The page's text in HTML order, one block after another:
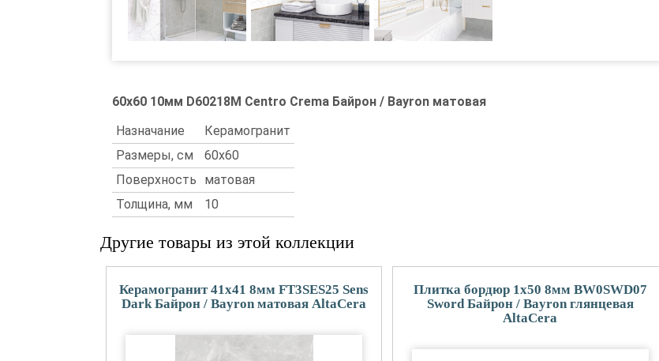
60x60 10мм D60218M Centro Crema Байрон / Bayron матовая
Назначание
Керамогранит
Размеры, см
60x60
Поверхность
матовая
Толщина, мм
10
Другие товары из этой коллекции
Керамогранит 41x41 8мм FT3SES25 Sens
Dark Байрон / Bayron матовая AltaCera
Плитка бордюр 1x50 8мм BW0SWD07
Sword Байрон / Bayron глянцевая
AltaCera